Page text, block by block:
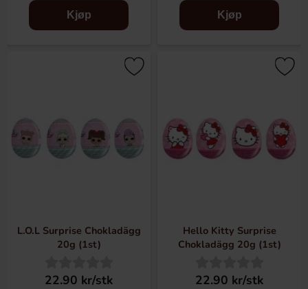
Kjøp Kjøp
L.O.L Surprise Chokladägg
20g (1st)
22.90 kr/stk
Hello Kitty Surprise
Chokladägg 20g (1st)
22.90 kr/stk